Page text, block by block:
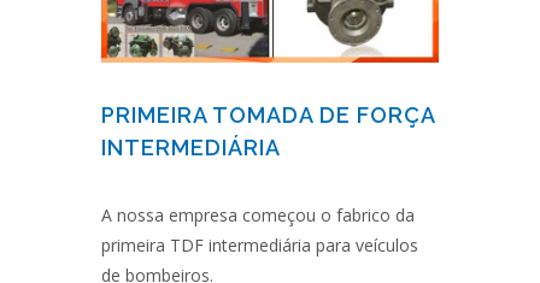
PRIMEIRA TOMADA DE FORÇA
INTERMEDIÁRIA
A nossa empresa começou o fabrico da
primeira TDF intermediária para veículos
de bombeiros.